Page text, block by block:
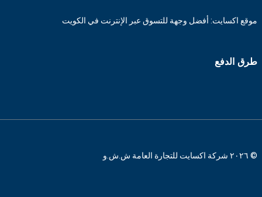
موقع اكسايت: أفضل وجهة للتسوق عبر الإنترنت في الكويت
طرق الدفع
© ٢٠٢٦ شركة اكسايت للتجارة العامة ش.ش.و